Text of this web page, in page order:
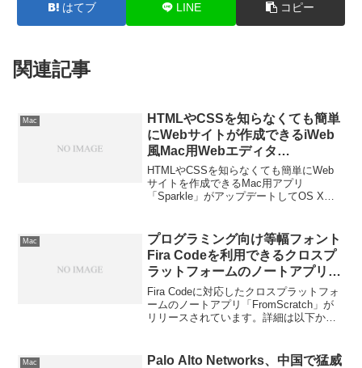
はてブ LINE コピー
関連記事
Mac
HTMLやCSSを知らなくても簡単
にWebサイトが作成できるiWeb
風Mac用Webエディタ
「Sparkle」がYosemiteに対応。
HTMLやCSSを知らなくても簡単にWeb
サイトを作成できるMac用アプリ
「Sparkle」がアップデートしてOS X
Mac
プログラミング向け等幅フォント
Fira Codeを利用できるクロスプ
ラットフォームのノートアプリ
「FromScratch」がリリース。
Fira Codeに対応したクロスプラットフォ
ームのノートアプリ「FromScratch」が
リリースされています。詳細は以下か
Mac
Palo Alto Networks、中国で猛威